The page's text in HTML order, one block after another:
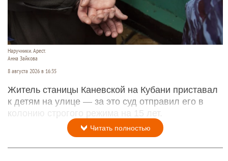
Наручники. Арест.
Анна Зайкова
8 августа 2026 в 16:35
Житель станицы Каневской на Кубани приставал
к детям на улице — за это суд отправил его в
колонию строгого режима на 15 лет.
Читать полностью